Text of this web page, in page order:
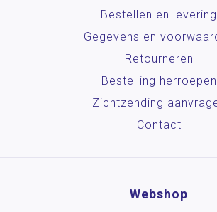
Bestellen en levering
Gegevens en
Retourneren
Bestelling herroepen
Zichtzending
Contact
Webshop